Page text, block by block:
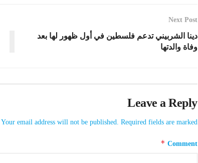
Next Post
دينا الشربيني تدعم فلسطين في أول ظهور لها بعد
وفاة والدتها
Leave a Reply
Your email address will not be published. Required fields are marked
Comment
*